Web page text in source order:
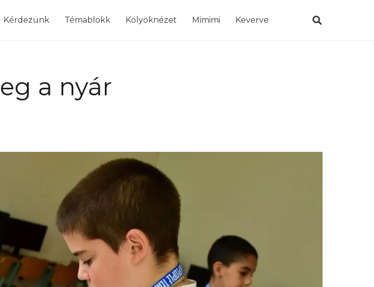
Kérdezünk Témablokk Kölyöknézet Mimimi Keverve
a nyár